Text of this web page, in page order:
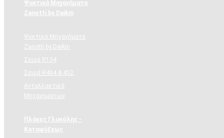
Ψυκτικά Μηχανήματα
Zanotti by Daikin
Ψυκτικά Μηχανήματα
Zanotti by Daikin
Σειρά R134
Σειρά R404 & 452
Ανταλλακτικά
Μηχανημάτων
Πλάκες Γλυκόλης -
Καταψύξεως